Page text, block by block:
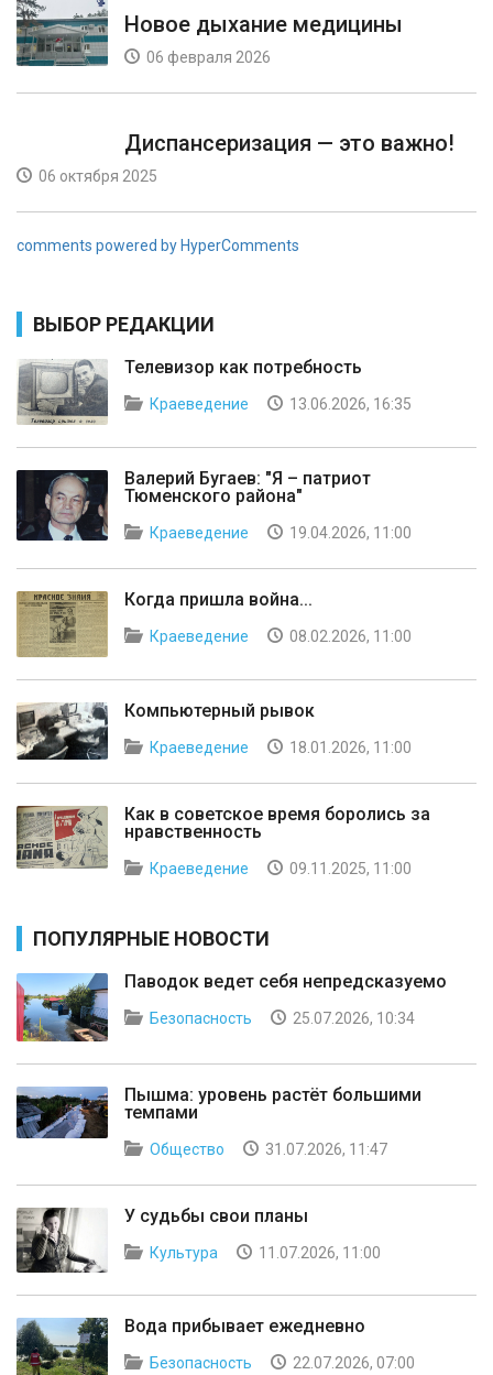
Новое дыхание медицины
06 февраля 2026
Диспансеризация — это важно!
06 октября 2025
comments powered by HyperComments
ВЫБОР РЕДАКЦИИ
Телевизор как потребность
Краеведение 13.06.2026, 16:35
Валерий Бугаев: "Я – патриот
Тюменского района"
Краеведение 19.04.2026, 11:00
Когда пришла война...
Краеведение 08.02.2026, 11:00
Компьютерный рывок
Краеведение 18.01.2026, 11:00
Как в советское время боролись за
нравственность
Краеведение 09.11.2025, 11:00
ПОПУЛЯРНЫЕ НОВОСТИ
Паводок ведет себя непредсказуемо
Безопасность 25.07.2026, 10:34
Пышма: уровень растёт большими
темпами
Общество 31.07.2026, 11:47
У судьбы свои планы
Культура 11.07.2026, 11:00
Вода прибывает ежедневно
Безопасность 22.07.2026, 07:00